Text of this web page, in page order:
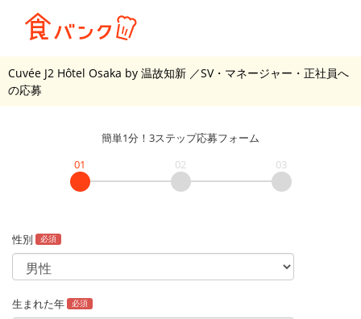
Cuvée J2 Hôtel Osaka by 温故知新 ／SV・マネージャー・正社員へ
の応募
簡単1分！3ステップ応募フォーム
01
02 03
性別 必須
生まれた年 必須